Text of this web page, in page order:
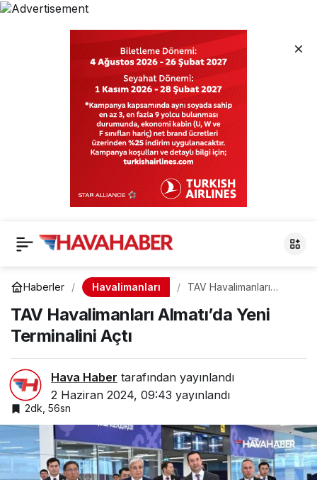
Haberler Havalimanları
TAV Havalimanları
Terminalini Açtı
TAV Havalimanları Almatı’da Yeni
Terminalini Açtı
Hava Haber tarafından yayınlandı
2 Haziran 2024, 09:43 yayınlandı
2dk, 56sn